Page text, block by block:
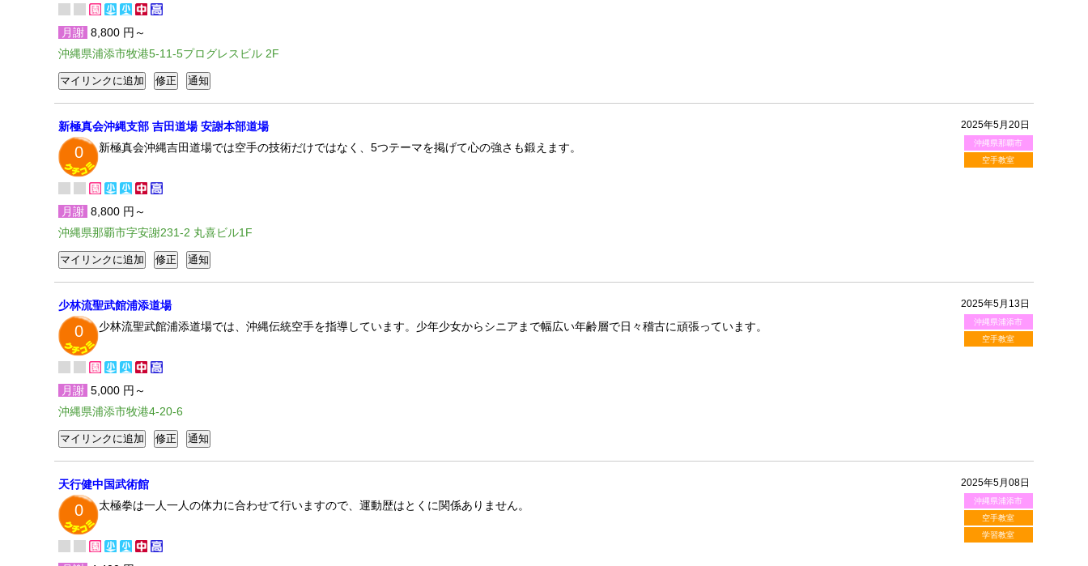
月謝 8,800 円～
沖縄県浦添市牧港5-11-5プログレスビル 2F
2025年5月20日
沖縄県那覇市
空手教室
新極真会沖縄支部 吉田道場 安謝本部道場
0 新極真会沖縄吉田道場では空手の技術だけではなく、5つテーマを掲げて心の強さも鍛えます。
月謝 8,800 円～
沖縄県那覇市字安謝231-2 丸喜ビル1F
2025年5月13日
沖縄県浦添市
空手教室
少林流聖武館浦添道場
0 少林流聖武館浦添道場では、沖縄伝統空手を指導しています。少年少女からシニアまで幅広い年齢層で日々稽古に頑張っています。
月謝 5,000 円～
沖縄県浦添市牧港4-20-6
2025年5月08日
沖縄県浦添市
空手教室
学習教室
天行健中国武術館
0 太極拳は一人一人の体力に合わせて行いますので、運動歴はとくに関係ありません。